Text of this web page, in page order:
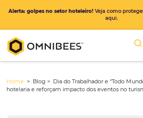
> Blog >
Alerta: golpes no setor hoteleiro!Veja